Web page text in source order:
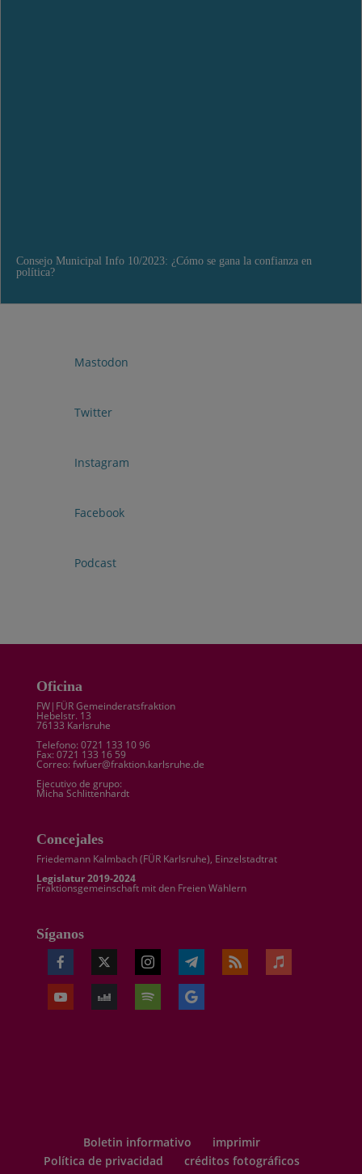
Consejo Municipal Info 10/2023: ¿Cómo se gana la confianza en
política?
Mastodon
Twitter
Instagram
Facebook
Podcast
Oficina
FW|FÜR Gemeinderatsfraktion
Hebelstr. 13
76133 Karlsruhe
Telefono: 0721 133 10 96
Fax: 0721 133 16 59
Correo: fwfuer@fraktion.karlsruhe.de
Ejecutivo de grupo:
Micha Schlittenhardt
Concejales
Friedemann Kalmbach (FÜR Karlsruhe), Einzelstadtrat
Legislatur 2019-2024
Fraktionsgemeinschaft mit den Freien Wählern
Síganos
Boletin informativo
imprimir
Política de privacidad
créditos fotográficos